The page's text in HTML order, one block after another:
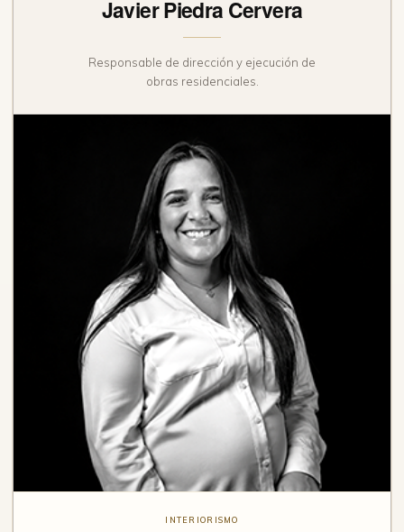
Javier Piedra Cervera
Responsable de dirección y ejecución de
obras residenciales.
INTERIORISMO